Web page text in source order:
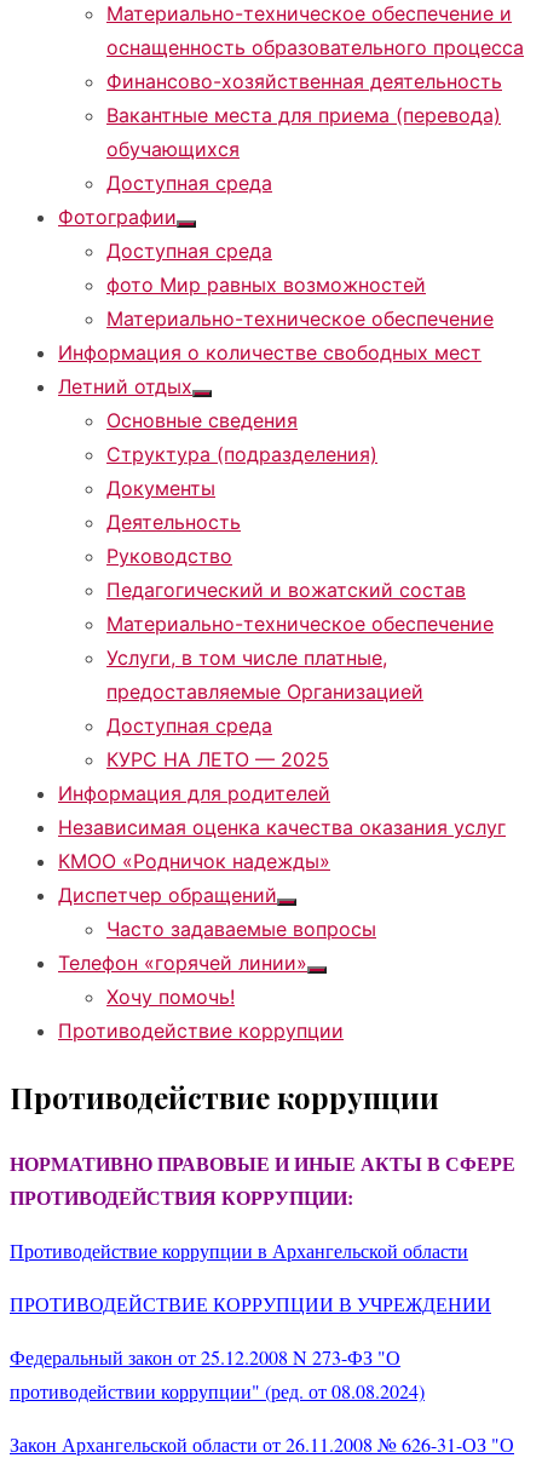
Материально-техническое обеспечение и
оснащенность образовательного процесса
Финансово-хозяйственная деятельность
Вакантные места для приема (перевода)
обучающихся
Доступная среда
Фотографии
Показать
подменю
Доступная среда
фото Мир равных возможностей
Материально-техническое обеспечение
Информация о количестве свободных мест
Летний отдых
Показать
подменю
Основные сведения
Структура (подразделения)
Документы
Деятельность
Руководство
Педагогический и вожатский состав
Материально-техническое обеспечение
Услуги, в том числе платные,
предоставляемые Организацией
Доступная среда
КУРС НА ЛЕТО — 2025
Информация для родителей
Независимая оценка качества оказания услуг
КМОО «Родничок надежды»
Диспетчер обращений
Показать
подменю
Часто задаваемые вопросы
Телефон «горячей линии»
Показать
Хочу помочь!
Противодействие коррупции
Противодействие коррупции
НОРМАТИВНО ПРАВОВЫЕ И ИНЫЕ АКТЫ В СФЕРЕ
ПРОТИВОДЕЙСТВИЯ КОРРУПЦИИ:
Противодействие коррупции в Архангельской области
ПРОТИВОДЕЙСТВИЕ КОРРУПЦИИ В УЧРЕЖДЕНИИ
Федеральный закон от 25.12.2008 N 273-ФЗ "О
противодействии коррупции" (ред. от 08.08.2024)
Закон Архангельской области от 26.11.2008 № 626-31-ОЗ "О